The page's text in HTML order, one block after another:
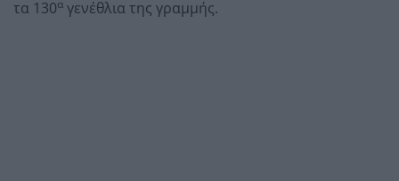
τα 130α γενέθλια της γραμμής.